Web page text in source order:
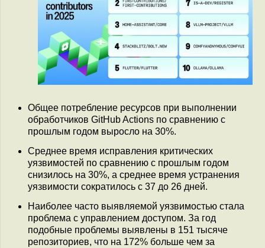
Общее потребление ресурсов при выполнении
обработчиков GitHub Actions по сравнению с
прошлым годом выросло на 30%.
Среднее время исправления критических
уязвимостей по сравнению с прошлым годом
снизилось на 30%, а среднее время устранения
уязвимости сократилось с 37 до 26 дней.
Наиболее часто выявляемой уязвимостью стала
проблема с управлением доступом. За год
подобные проблемы выявлены в 151 тысяче
репозиториев, что на 172% больше чем за